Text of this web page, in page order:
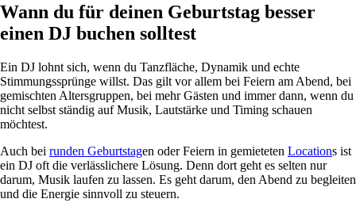
Wann du für deinen Geburtstag besser
einen DJ buchen solltest
Ein DJ lohnt sich, wenn du Tanzfläche, Dynamik und echte
Stimmungssprünge willst. Das gilt vor allem bei Feiern am Abend, bei
gemischten Altersgruppen, bei mehr Gästen und immer dann, wenn du
nicht selbst ständig auf Musik, Lautstärke und Timing schauen
möchtest.
Auch bei runden Geburtstagen oder Feiern in gemieteten Locations ist
ein DJ oft die verlässlichere Lösung. Denn dort geht es selten nur
darum, Musik laufen zu lassen. Es geht darum, den Abend zu begleiten
und die Energie sinnvoll zu steuern.